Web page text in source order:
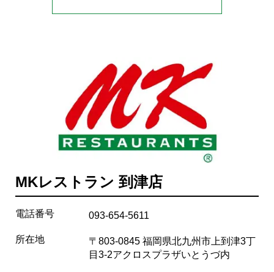
MKレストラン 到津店
電話番号 093-654-5611
所在地
〒803-0845 福岡県北九州市上到津3丁
目3-2アクロスプラザいとうづ内